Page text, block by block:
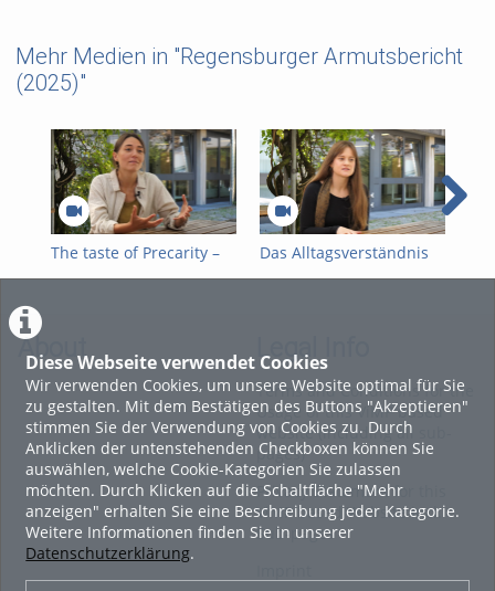
Diese Webseite verwendet Cookies
Wir verwenden Cookies, um unsere Website optimal für Sie
zu gestalten. Mit dem Bestätigen des Buttons "Akzeptieren"
stimmen Sie der Verwendung von Cookies zu. Durch
Anklicken der untenstehenden Checkboxen können Sie
auswählen, welche Cookie-Kategorien Sie zulassen
möchten. Durch Klicken auf die Schaltfläche "Mehr
anzeigen" erhalten Sie eine Beschreibung jeder Kategorie.
Weitere Informationen finden Sie in unserer
Datenschutzerklärung.
Mehr Medien in "Regensburger Armutsbericht
(2025)"
The taste of Precarity –
Who cleans „our” toilets?
Das Alltagsverständnis
von Armut und
Bürgern
About Legal Info
Terms and Conditions for the
Usage of this ViMP based
website (including all sub-
pages)
Privacy Statement for this
ViMP based Website incl.
Sub-pages